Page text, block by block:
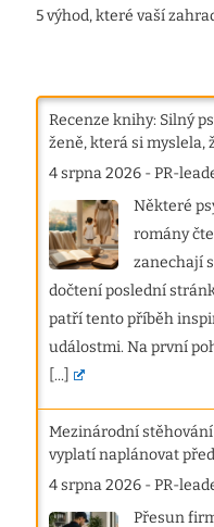
5 výhod, které vaší
Recenze knihy: Silný
ženě, která si myslela,
4 srpna 2026 -PR-
Některé
romány
zanechají
dočtení poslední
patří tento příběh
událostmi. Na první
[...]
Mezinárodní stěhování
vyplatí naplánovat
4 srpna 2026 -PR-
Přesun